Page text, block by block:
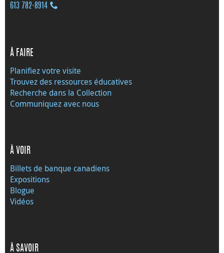
613 782‑8914
À FAIRE
Planifiez votre visite
Trouvez des ressources éducatives
Recherche dans la Collection
Communiquez avec nous
À VOIR
Billets de banque canadiens
Expositions
Blogue
Vidéos
À SAVOIR